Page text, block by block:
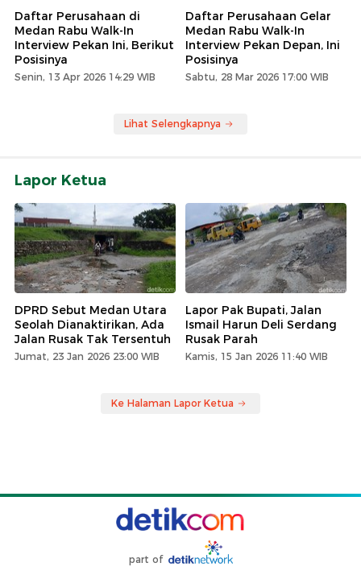
Daftar Perusahaan di
Medan Rabu Walk-In
Interview Pekan Ini, Berikut
Posisinya
Senin, 13 Apr 2026 14:29 WIB
Daftar Perusahaan Gelar
Medan Rabu Walk-In
Interview Pekan Depan, Ini
Posisinya
Sabtu, 28 Mar 2026 17:00 WIB
Lihat Selengkapnya
Lapor Ketua
DPRD Sebut Medan Utara
Seolah Dianaktirikan, Ada
Jalan Rusak Tak Tersentuh
Jumat, 23 Jan 2026 23:00 WIB
Lapor Pak Bupati, Jalan
Ismail Harun Deli Serdang
Rusak Parah
Kamis, 15 Jan 2026 11:40 WIB
Ke Halaman Lapor Ketua
part of